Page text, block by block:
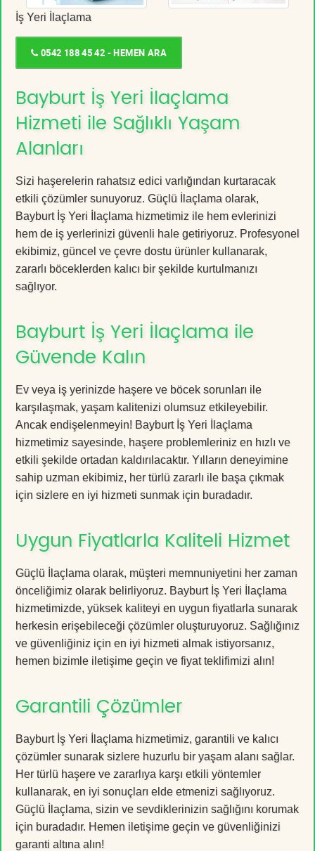
İş Yeri İlaçlama
0542 188 45 42 - HEMEN ARA
Bayburt İş Yeri İlaçlama
Hizmeti ile Sağlıklı Yaşam
Alanları
Sizi haşerelerin rahatsız edici varlığından kurtaracak
etkili çözümler sunuyoruz. Güçlü İlaçlama olarak,
Bayburt İş Yeri İlaçlama hizmetimiz ile hem evlerinizi
hem de iş yerlerinizi güvenli hale getiriyoruz. Profesyonel
ekibimiz, güncel ve çevre dostu ürünler kullanarak,
zararlı böceklerden kalıcı bir şekilde kurtulmanızı
sağlıyor.
Bayburt İş Yeri İlaçlama ile
Güvende Kalın
Ev veya iş yerinizde haşere ve böcek sorunları ile
karşılaşmak, yaşam kalitenizi olumsuz etkileyebilir.
Ancak endişelenmeyin! Bayburt İş Yeri İlaçlama
hizmetimiz sayesinde, haşere problemleriniz en hızlı ve
etkili şekilde ortadan kaldırılacaktır. Yılların deneyimine
sahip uzman ekibimiz, her türlü zararlı ile başa çıkmak
için sizlere en iyi hizmeti sunmak için buradadır.
Uygun Fiyatlarla Kaliteli Hizmet
Güçlü İlaçlama olarak, müşteri memnuniyetini her zaman
önceliğimiz olarak belirliyoruz. Bayburt İş Yeri İlaçlama
hizmetimizde, yüksek kaliteyi en uygun fiyatlarla sunarak
herkesin erişebileceği çözümler oluşturuyoruz. Sağlığınız
ve güvenliğiniz için en iyi hizmeti almak istiyorsanız,
hemen bizimle iletişime geçin ve fiyat teklifimizi alın!
Garantili Çözümler
Bayburt İş Yeri İlaçlama hizmetimiz, garantili ve kalıcı
çözümler sunarak sizlere huzurlu bir yaşam alanı sağlar.
Her türlü haşere ve zararlıya karşı etkili yöntemler
kullanarak, en iyi sonuçları elde etmenizi sağlıyoruz.
Güçlü İlaçlama, sizin ve sevdiklerinizin sağlığını korumak
için buradadır. Hemen iletişime geçin ve güvenliğinizi
garanti altına alın!